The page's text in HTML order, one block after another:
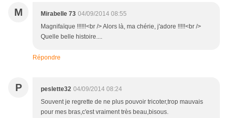
M Mirabelle 73 04/09/2014 08:55
Magnifaïque !!!!!!<br /> Alors là, ma chérie, j'adore !!!!!<br />
Quelle belle histoire....
Répondre
P peslette32 04/09/2014 08:24
Souvent je regrette de ne plus pouvoir tricoter,trop mauvais
pour mes bras,c'est vraiment très beau,bisous.